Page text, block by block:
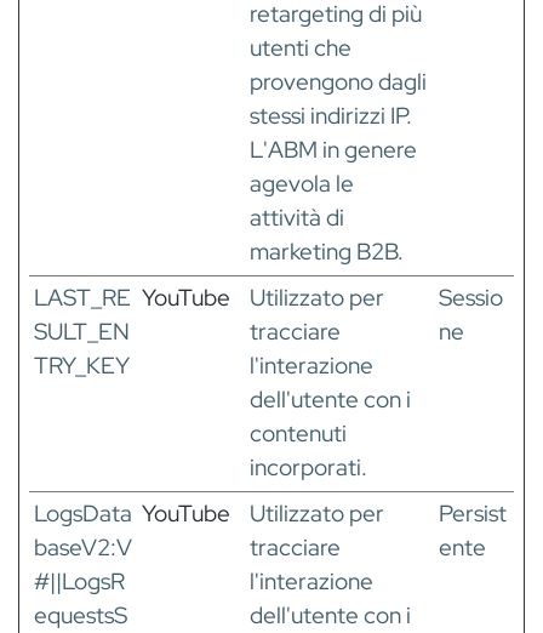
retargeting di più
utenti che
provengono dagli
stessi indirizzi IP.
L'ABM in genere
agevola le
attività di
marketing B2B.
LAST_RE
SULT_EN
TRY_KEY
YouTube
Utilizzato per
tracciare
l'interazione
dell'utente con i
contenuti
incorporati.
Sessio
ne
LogsData
baseV2:V
#||LogsR
equestsS
YouTube
Utilizzato per
tracciare
l'interazione
dell'utente con i
Persist
ente